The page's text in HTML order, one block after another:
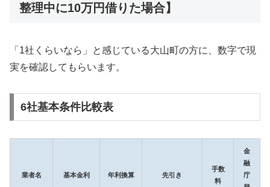
整理中に10万円借りた場合】
「1社くらいなら」と感じている大山町の方に、数字で現
実を確認してもらいます。
6社基本条件比較表
業者名 基本金利 年利換算 先引き
手数
料
金
融
庁